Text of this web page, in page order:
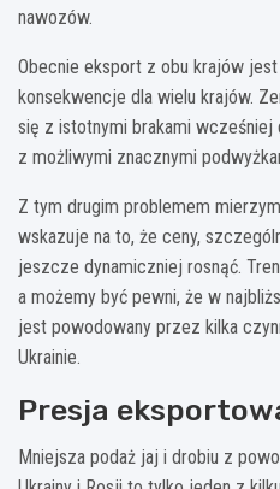
nawozów.
Obecnie eksport z obu krajów
konsekwencje dla wielu krajów.
się z istotnymi brakami
z możliwymi znacznymi
Z tym drugim problemem
wskazuje na to, że ceny,
jeszcze dynamiczniej rosnąć.
a możemy być pewni, że w
jest powodowany przez kilka
Ukrainie.
Presja
Mniejsza podaż jaj i drobiu z